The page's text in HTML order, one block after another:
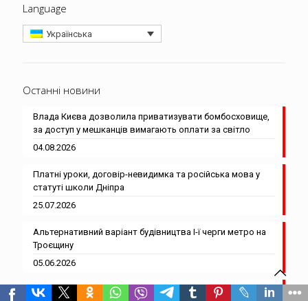
Language
Українська
Останні новини
Влада Києва дозволила приватизувати бомбосховище,
за доступ у мешканців вимагають оплати за світло
04.08.2026
Платні уроки, договір-невидимка та російська мова у
статуті школи Дніпра
25.07.2026
Альтернативний варіант будівництва І-ї черги метро на
Троєщину
05.06.2026
Перед підвищенням ціни на проїзд Київрада зняла майже